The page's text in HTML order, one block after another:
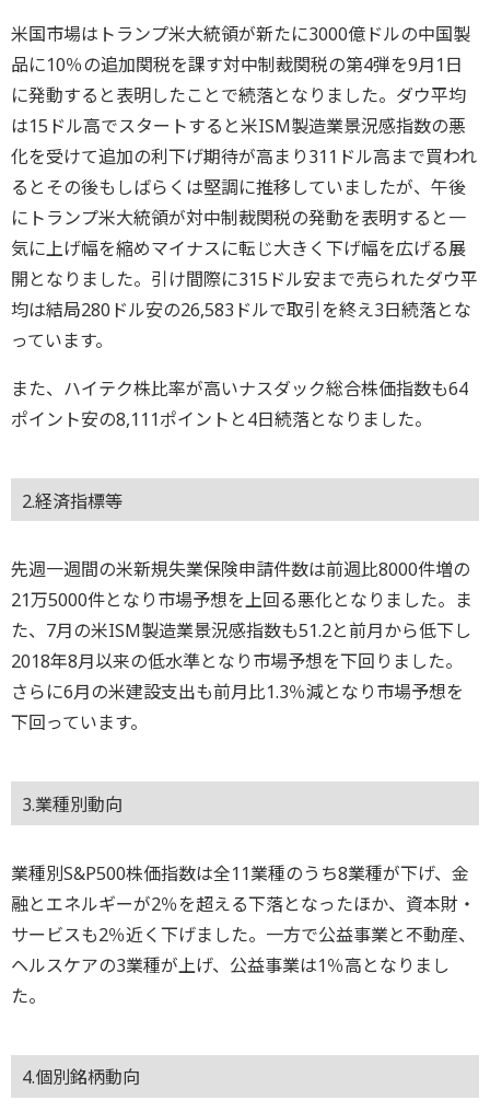
米国市場はトランプ米大統領が新たに3000億ドルの中国製
品に10％の追加関税を課す対中制裁関税の第4弾を9月1日
に発動すると表明したことで続落となりました。ダウ平均
は15ドル高でスタートすると米ISM製造業景況感指数の悪
化を受けて追加の利下げ期待が高まり311ドル高まで買われ
るとその後もしばらくは堅調に推移していましたが、午後
にトランプ米大統領が対中制裁関税の発動を表明すると一
気に上げ幅を縮めマイナスに転じ大きく下げ幅を広げる展
開となりました。引け間際に315ドル安まで売られたダウ平
均は結局280ドル安の26,583ドルで取引を終え3日続落とな
っています。
また、ハイテク株比率が高いナスダック総合株価指数も64
ポイント安の8,111ポイントと4日続落となりました。
2.経済指標等
先週一週間の米新規失業保険申請件数は前週比8000件増の
21万5000件となり市場予想を上回る悪化となりました。ま
た、7月の米ISM製造業景況感指数も51.2と前月から低下し
2018年8月以来の低水準となり市場予想を下回りました。
さらに6月の米建設支出も前月比1.3％減となり市場予想を
下回っています。
3.業種別動向
業種別S&P500株価指数は全11業種のうち8業種が下げ、金
融とエネルギーが2％を超える下落となったほか、資本財・
サービスも2％近く下げました。一方で公益事業と不動産、
ヘルスケアの3業種が上げ、公益事業は1％高となりまし
た。
4.個別銘柄動向